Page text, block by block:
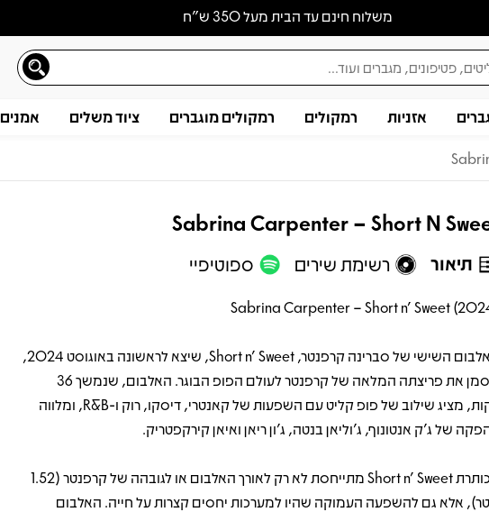
משלוח חינם עד הבית מעל 350 ש״ח
אזניות רמקולים רמקולים מוגברים ציוד משלים אמנים
Sabrina Carpenter – Short N
תיאור רשימת שירים ספוטיפיי
Sabrina Carpenter – Short n’ Sweet
האלבום השישי של סברינה קרפנטר, Short n’ Sweet, שיצא לראשונה באוגוסט 2024,
מסמן את פריצתה המלאה של קרפנטר לעולם הפופ הבוגר. האלבום, שנמשך 36
דקות, מציג שילוב של פופ קליט עם השפעות של קאנטרי, דיסקו, רוק ו-R&B, ומלווה
של ג'ק אנטונוף, ג'וליאן בנטה, ג'ון ריאן ואיאן קירקפטריק.​
הכותרת Short n’ Sweet מתייחסת לא רק לאורך האלבום או לגובהה של קרפנטר (1.52
אלא גם להשפעה העמוקה שהיו למערכות יחסים קצרות על חייה. האלבום